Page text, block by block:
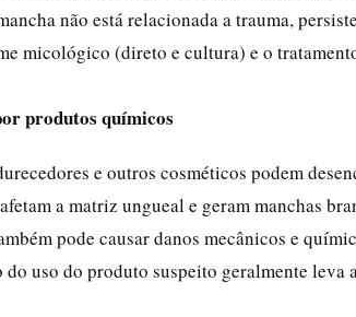
não está relacionada a trauma,
micológico (direto e cultura) e o
produtos químicos
e outros cosméticos podem
a matriz ungueal e geram manchas
pode causar danos mecânicos e
do uso do produto suspeito geralmente leva